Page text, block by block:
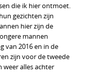
die ik hier ontmoet.
gezichten zijn
hier zijn de
mannen
van 2016 en in de
zijn voor de tweede
weer alles achter